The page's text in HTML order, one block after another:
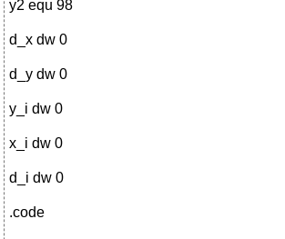
y2 equ 98
d_x dw 0
d_y dw 0
y_i dw 0
x_i dw 0
d_i dw 0
.code